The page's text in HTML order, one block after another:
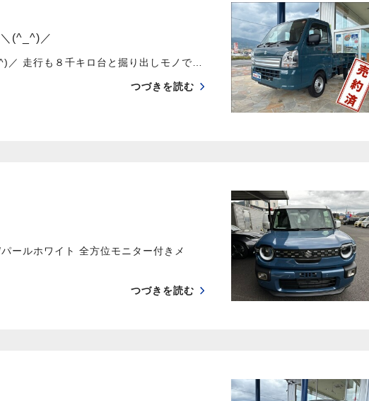
(^_^)／
／ 走行も８千キロ台と掘り出しモノで…
つづきを読む
ールホワイト 全方位モニター付きメ
つづきを読む